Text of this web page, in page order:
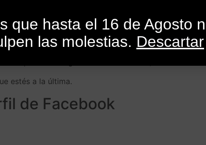
que hasta el 16 de Agosto
las molestias. Descartar
En Actualidad,Consejos , Cursos Libros,Revistas
estés a la última.
de Facebook